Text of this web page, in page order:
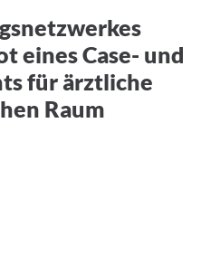
eines Case- und
für ärztliche
Raum